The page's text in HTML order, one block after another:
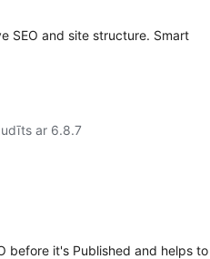
SEO and site structure. Smart
ar 6.8.7
before it's Published and helps to